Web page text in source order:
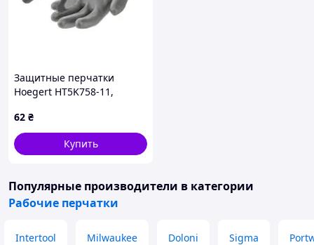
Защитные перчатки
Hoegert HT5K758-11,
покрытие, серые, 11
(HT5K758-11)
62 ₴
Купить
Популярные производители в категории
Рабочие перчатки
Intertool Milwaukee Doloni Sigma